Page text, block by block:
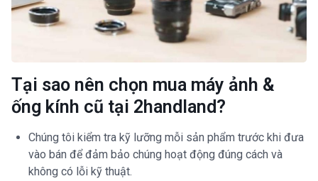
Tại sao nên chọn mua máy ảnh &
ống kính cũ tại 2handland?
Chúng tôi kiểm tra kỹ lưỡng mỗi sản phẩm trước khi đưa
vào bán để đảm bảo chúng hoạt động đúng cách và
không có lỗi kỹ thuật.